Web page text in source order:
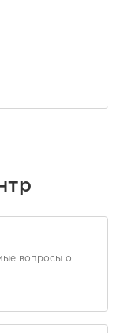
вопросы о